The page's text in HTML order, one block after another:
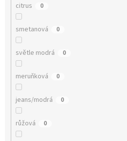
citrus 0
smetanová 0
světle modrá 0
meruňková 0
jeans/modrá 0
růžová 0